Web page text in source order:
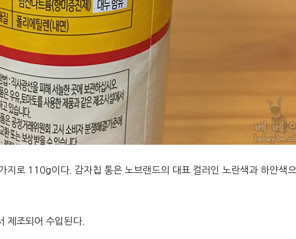
지로 110g이다. 감자칩 통은 노브랜드의 대표 컬러인 노란색과 하얀색으
제조되어 수입된다.